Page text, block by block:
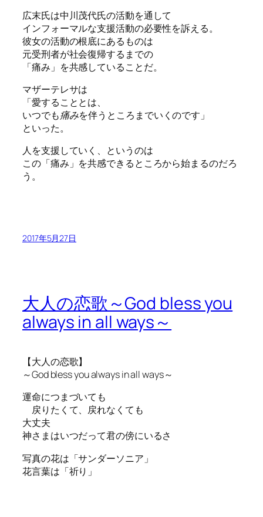
広末氏は中川茂代氏の活動を通して
インフォーマルな支援活動の必要性を訴える。
彼女の活動の根底にあるものは
元受刑者が社会復帰するまでの
「痛み」を共感していることだ。
マザーテレサは
「愛することとは、
いつでも痛みを伴うところまでいくのです」
といった。
人を支援していく、というのは
この「痛み」を共感できるところから始まるのだろ
う。
2017年5月27日
大人の恋歌～God bless you
always in all ways～
【大人の恋歌】
～God bless you always in all ways～
運命につまづいても
戻りたくて、戻れなくても
大丈夫
神さまはいつだって君の傍にいるさ
写真の花は「サンダーソニア」
花言葉は「祈り」